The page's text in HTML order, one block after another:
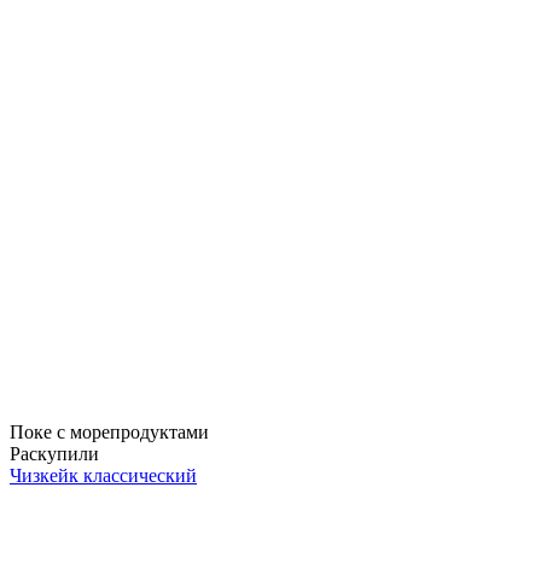
Поке с морепродуктами
Раскупили
Чизкейк классический